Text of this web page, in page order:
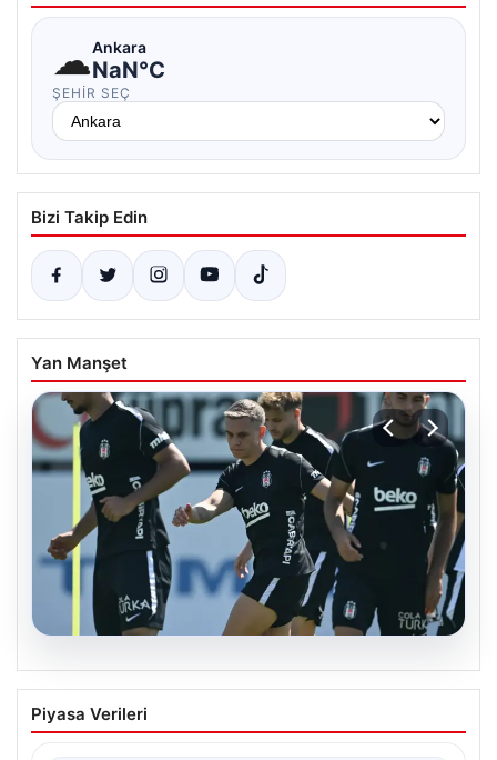
☁Ankara
NaN°C
ŞEHIR SEÇ
Bizi Takip Edin
Yan Manşet
05.08.2026
Beşiktaş Hradec Kralove Maçı
Öncesinde Leandro Trossard
Piyasa Verileri